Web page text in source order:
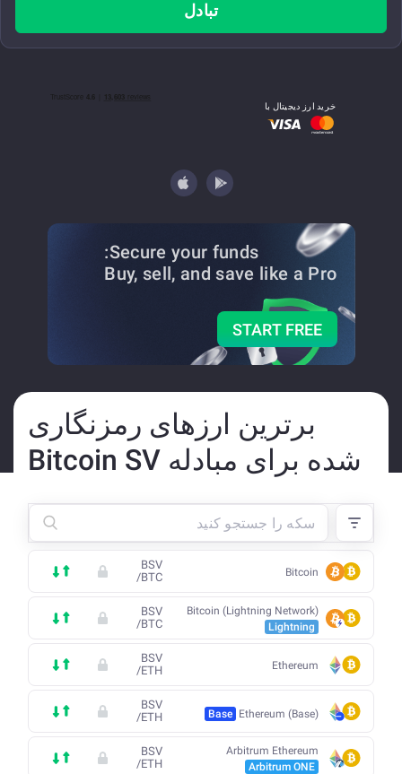
تبادل
خرید ارز دیجیتال با
Secure your funds:
Buy, sell, and save like a Pro
START FREE
برترین ارزهای رمزنگاری
شده برای مبادله Bitcoin SV
Bitcoin
BSV
/BTC
Bitcoin (Lightning Network)
Lightning
BSV
/BTC
Ethereum
BSV
/ETH
Ethereum (Base)
Base
BSV
/ETH
Arbitrum Ethereum
Arbitrum ONE
BSV
/ETH